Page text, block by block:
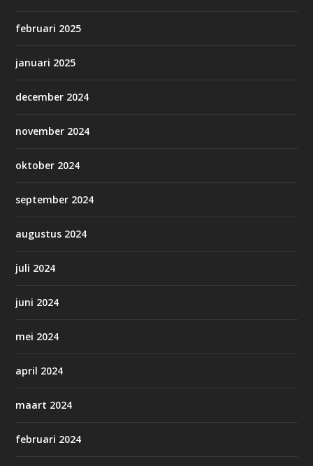
februari 2025
januari 2025
december 2024
november 2024
oktober 2024
september 2024
augustus 2024
juli 2024
juni 2024
mei 2024
april 2024
maart 2024
februari 2024